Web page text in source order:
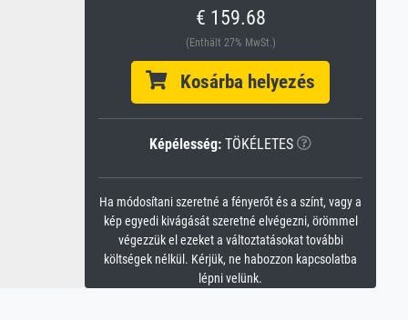
€ 159.68
(Enthält 27% MwSt.)
Kosárba helyezés
Képélesség: TÖKÉLETES
Ha módosítani szeretné a fényerőt és a színt, vagy a
kép egyedi kivágását szeretné elvégezni, örömmel
végezzük el ezeket a változtatásokat további
költségek nélkül. Kérjük, ne habozzon kapcsolatba
lépni velünk.